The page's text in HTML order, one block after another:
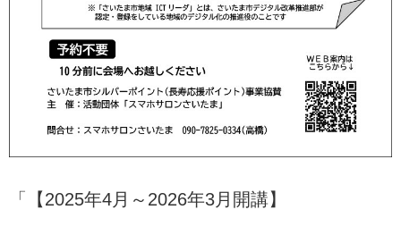
「【2025年4月～2026年3月開講】